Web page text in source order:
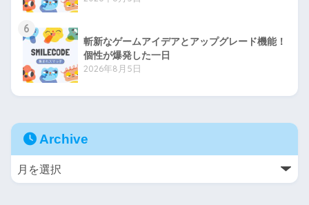
6
斬新なゲームアイデアとアップグレード機能！
個性が爆発した一日
2026年8月5日
Archive